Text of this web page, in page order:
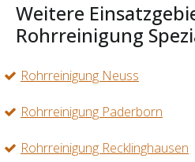
Weitere
Rohrreinigung
Rohrreinigung Neuss
Rohrreinigung Paderborn
Rohrreinigung Recklinghausen